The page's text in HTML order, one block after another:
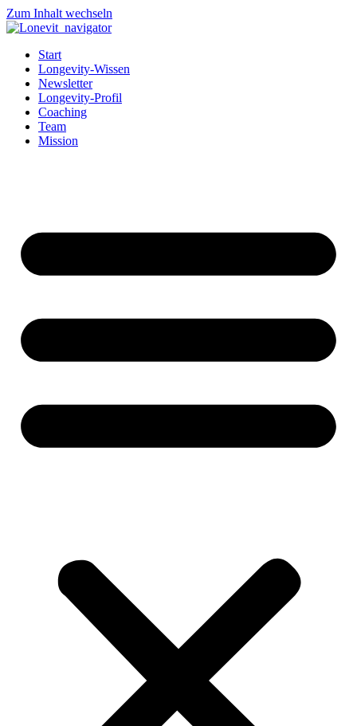
Zum Inhalt wechseln
Start
Longevity-Wissen
Newsletter
Longevity-Profil
Coaching
Team
Mission